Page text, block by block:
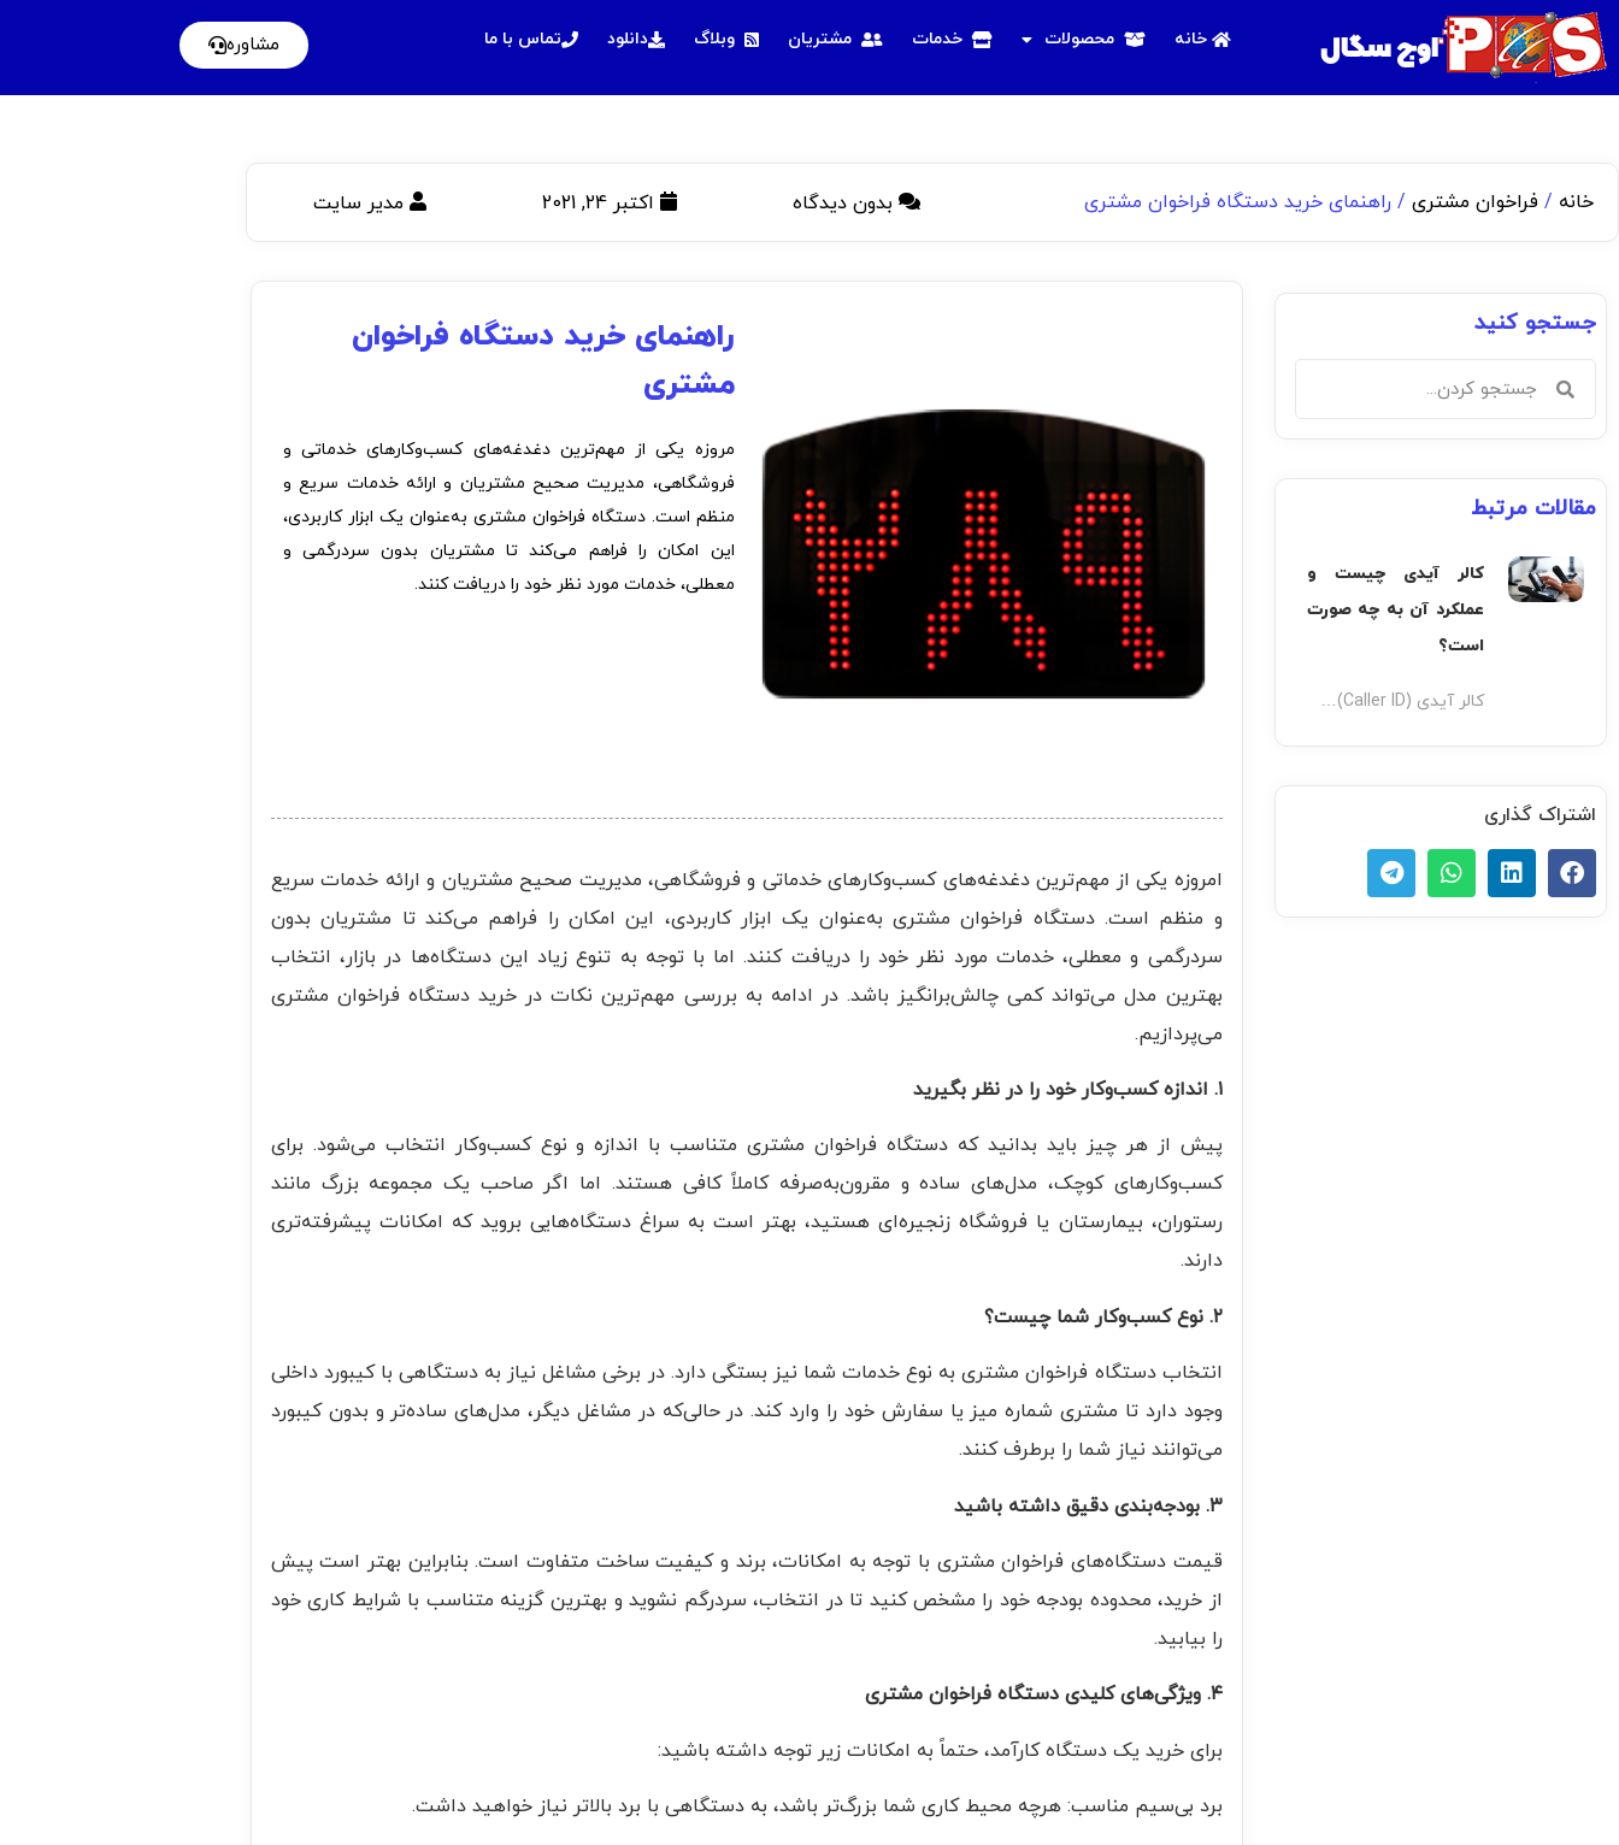
اوج سگال خانه محصولات خدمات مشتریان وبلاگ دانلود تماس با ما مشاوره
خانه / فراخوان مشتری / راهنمای خرید دستگاه فراخوان مشتری بدون دیدگاه اکتبر 24, 2021 مدیر سایت
جستجو کنید
مقالات مرتبط
کالر آیدی چیست و
عملکرد آن به چه صورت
است؟
کالر آیدی (Caller ID)…
اشتراک گذاری
راهنمای خرید دستگاه فراخوان
مشتری
مروزه یکی از مهم‌ترین دغدغه‌های کسب‌وکارهای خدماتی و
فروشگاهی، مدیریت صحیح مشتریان و ارائه خدمات سریع و
منظم است. دستگاه فراخوان مشتری به‌عنوان یک ابزار کاربردی،
این امکان را فراهم می‌کند تا مشتریان بدون سردرگمی و
معطلی، خدمات مورد نظر خود را دریافت کنند.
امروزه یکی از مهم‌ترین دغدغه‌های کسب‌وکارهای خدماتی و فروشگاهی، مدیریت صحیح مشتریان و ارائه خدمات سریع
و منظم است. دستگاه فراخوان مشتری به‌عنوان یک ابزار کاربردی، این امکان را فراهم می‌کند تا مشتریان بدون
سردرگمی و معطلی، خدمات مورد نظر خود را دریافت کنند. اما با توجه به تنوع زیاد این دستگاه‌ها در بازار، انتخاب
بهترین مدل می‌تواند کمی چالش‌برانگیز باشد. در ادامه به بررسی مهم‌ترین نکات در خرید دستگاه فراخوان مشتری
می‌پردازیم.
۱. اندازه کسب‌وکار خود را در نظر بگیرید
پیش از هر چیز باید بدانید که دستگاه فراخوان مشتری متناسب با اندازه و نوع کسب‌وکار انتخاب می‌شود. برای
کسب‌وکارهای کوچک، مدل‌های ساده و مقرون‌به‌صرفه کاملاً کافی هستند. اما اگر صاحب یک مجموعه بزرگ مانند
رستوران، بیمارستان یا فروشگاه زنجیره‌ای هستید، بهتر است به سراغ دستگاه‌هایی بروید که امکانات پیشرفته‌تری
دارند.
۲. نوع کسب‌وکار شما چیست؟
انتخاب دستگاه فراخوان مشتری به نوع خدمات شما نیز بستگی دارد. در برخی مشاغل نیاز به دستگاهی با کیبورد داخلی
وجود دارد تا مشتری شماره میز یا سفارش خود را وارد کند. در حالی‌که در مشاغل دیگر، مدل‌های ساده‌تر و بدون کیبورد
می‌توانند نیاز شما را برطرف کنند.
۳. بودجه‌بندی دقیق داشته باشید
قیمت دستگاه‌های فراخوان مشتری با توجه به امکانات، برند و کیفیت ساخت متفاوت است. بنابراین بهتر است پیش
از خرید، محدوده بودجه خود را مشخص کنید تا در انتخاب، سردرگم نشوید و بهترین گزینه متناسب با شرایط کاری خود
را بیابید.
۴. ویژگی‌های کلیدی دستگاه فراخوان مشتری
برای خرید یک دستگاه کارآمد، حتماً به امکانات زیر توجه داشته باشید:
برد بی‌سیم مناسب: هرچه محیط کاری شما بزرگ‌تر باشد، به دستگاهی با برد بالاتر نیاز خواهید داشت.